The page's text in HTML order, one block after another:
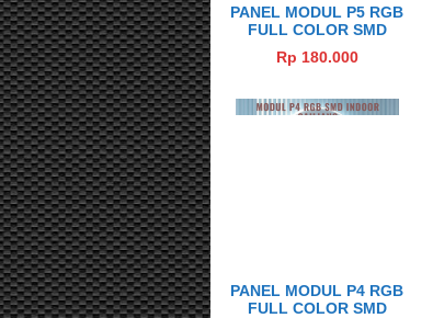
PANEL MODUL P5 RGB
FULL COLOR SMD
CAILIANG
Rp 180.000
PANEL MODUL P4 RGB
FULL COLOR SMD